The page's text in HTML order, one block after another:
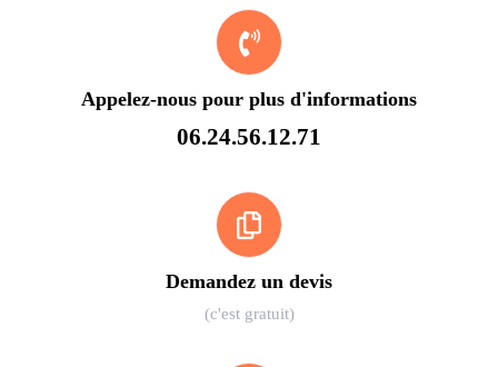
Appelez-nous pour plus d'informations
06.24.56.12.71
Demandez un devis
(c'est gratuit)